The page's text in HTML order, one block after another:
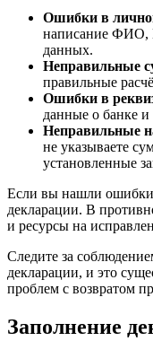
Ошибки в
написание ФИО,
данных.
Неправильные
правильные
Ошибки в
данные о банке
Неправильные
не указываете
установленные
Если вы нашли
декларации. В
и ресурсы на
Следите за
декларации, и это
проблем с возвратом
Заполнение